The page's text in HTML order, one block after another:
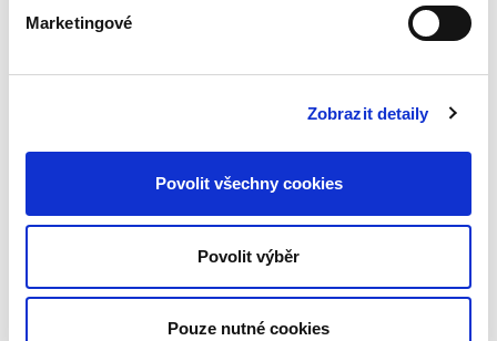
Marketingové
Zobrazit detaily
Povolit všechny cookies
Povolit výběr
Pouze nutné cookies
práva EU a porozumění korelaci mezi českým
Spory o skončení
pracovního poměru